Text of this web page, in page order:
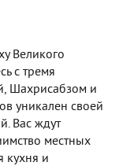
Великого
с тремя
Шахрисабзом и
уникален своей
Вас ждут
местных
кухня и